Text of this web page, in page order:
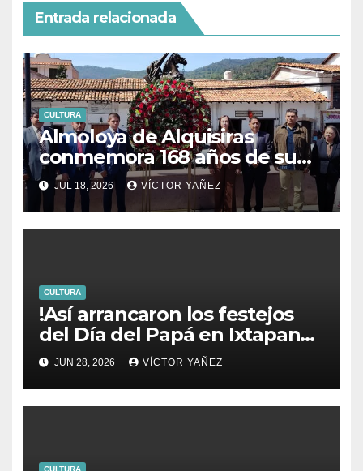
Entrada relacionada
CULTURA
Almoloya de Alquisiras
conmemora 168 años de su
fundación
JUL 18, 2026 VÍCTOR YAÑEZ
CULTURA
!Así arrancaron los festejos
del Día del Papá en Ixtapan
de la Sal!
JUN 28, 2026 VÍCTOR YAÑEZ
CULTURA